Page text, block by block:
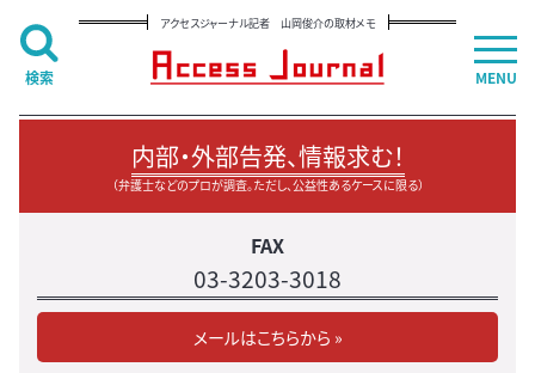
アクセスジャーナル記者 山岡俊介の取材メモ
内部・外部告発、情報求む！
（弁護士などのプロが調査。ただし、公益性あるケースに限る）
FAX
03-3203-3018
メールはこちらから »
MENU
検索